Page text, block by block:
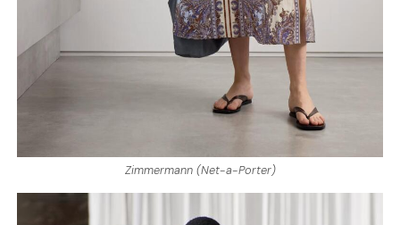
Zimmermann (Net-a-Porter)